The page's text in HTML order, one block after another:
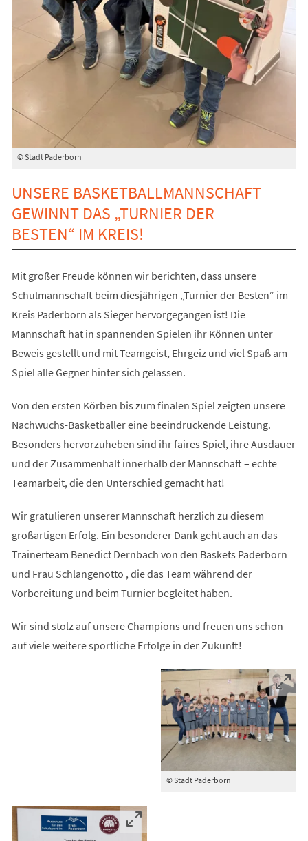
© Stadt Paderborn
UNSERE BASKETBALLMANNSCHAFT
GEWINNT DAS „TURNIER DER
BESTEN“ IM KREIS!
Mit großer Freude können wir berichten, dass unsere
Schulmannschaft beim diesjährigen „Turnier der Besten“ im
Kreis Paderborn als Sieger hervorgegangen ist! Die
Mannschaft hat in spannenden Spielen ihr Können unter
Beweis gestellt und mit Teamgeist, Ehrgeiz und viel Spaß am
Spiel alle Gegner hinter sich gelassen.
Von den ersten Körben bis zum finalen Spiel zeigten unsere
Nachwuchs-Basketballer eine beeindruckende Leistung.
Besonders hervorzuheben sind ihr faires Spiel, ihre Ausdauer
und der Zusammenhalt innerhalb der Mannschaft – echte
Teamarbeit, die den Unterschied gemacht hat!
Wir gratulieren unserer Mannschaft herzlich zu diesem
großartigen Erfolg. Ein besonderer Dank geht auch an das
Trainerteam Benedict Dernbach von den Baskets Paderborn
und Frau Schlangenotto , die das Team während der
Vorbereitung und beim Turnier begleitet haben.
Wir sind stolz auf unsere Champions und freuen uns schon
auf viele weitere sportliche Erfolge in der Zukunft!
© Stadt Paderborn